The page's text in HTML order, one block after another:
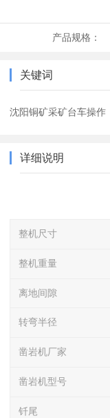
产品规格：
关键词
沈阳铜矿采矿台车操作
详细说明
整机尺寸
整机重量
离地间隙
转弯半径
凿岩机厂家
凿岩机型号
钎尾